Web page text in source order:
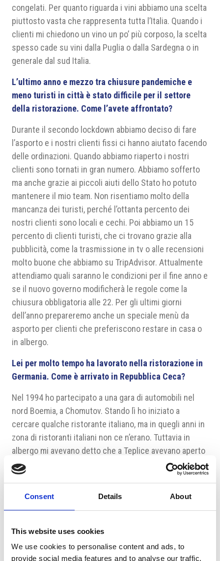
Consent Details About
This website uses cookies
We use cookies to personalise content and ads, to
provide social media features and to analyse our traffic.
congelati. Per quanto riguarda i vini abbiamo una scelta
piuttosto vasta che rappresenta tutta l’Italia. Quando i
clienti mi chiedono un vino un po’ più corposo, la scelta
spesso cade su vini dalla Puglia o dalla Sardegna o in
generale dal sud Italia.
L’ultimo anno e mezzo tra chiusure pandemiche e
meno turisti in città è stato difficile per il settore
della ristorazione. Come l’avete affrontato?
Durante il secondo lockdown abbiamo deciso di fare
l’asporto e i nostri clienti fissi ci hanno aiutato facendo
delle ordinazioni. Quando abbiamo riaperto i nostri
clienti sono tornati in gran numero. Abbiamo sofferto
ma anche grazie ai piccoli aiuti dello Stato ho potuto
mantenere il mio team. Non risentiamo molto della
mancanza dei turisti, perché l’ottanta percento dei
nostri clienti sono locali e cechi. Poi abbiamo un 15
percento di clienti turisti, che ci trovano grazie alla
pubblicità, come la trasmissione in tv o alle recensioni
molto buone che abbiamo su TripAdvisor. Attualmente
attendiamo quali saranno le condizioni per il fine anno e
se il nuovo governo modificherà le regole come la
chiusura obbligatoria alle 22. Per gli ultimi giorni
dell’anno prepareremo anche un speciale menù da
asporto per clienti che preferiscono restare in casa o
in albergo.
Lei per molto tempo ha lavorato nella ristorazione in
Germania. Come è arrivato in Repubblica Ceca?
Nel 1994 ho partecipato a una gara di automobili nel
nord Boemia, a Chomutov. Stando lì ho iniziato a
cercare qualche ristorante italiano, ma in quegli anni in
zona di ristoranti italiani non ce n’erano. Tuttavia in
albergo mi avevano detto che a Teplice avevano aperto
una pizzeria gestita da un italiano. Ero molto curioso e
quindi ho preso il taxi per andare a vedere questa
calcoli ho capito che la situazione poteva essere
promettente. Al gestore ho lasciato il numero e nel
1995 mi hanno chiamato per aprire un ristorante a